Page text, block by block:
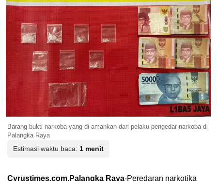
Barang bukti narkoba yang di amankan dari pelaku pengedar narkoba di
Palangka Raya
Estimasi waktu baca: 1 menit
Cyrustimes.com,Palangka Raya-Peredaran narkotika